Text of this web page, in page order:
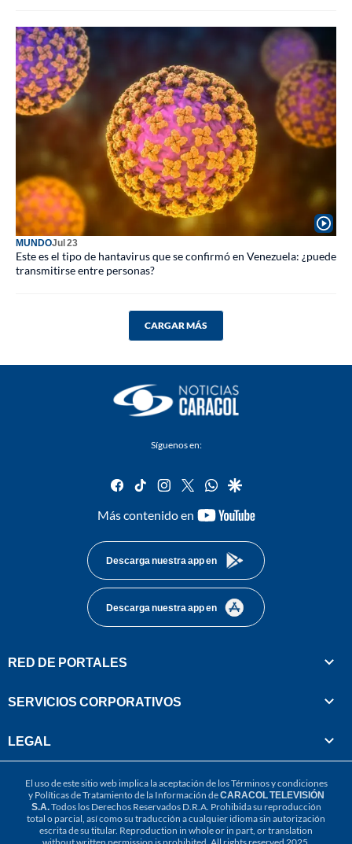
MUNDOJul 23
Este es el tipo de hantavirus que se confirmó en Venezuela: ¿puede
transmitirse entre personas?
CARGAR MÁS
Síguenos en:
facebook
tiktok instagram
twitterwhatsapp
google
Más contenido en
youtube-
Descarga nuestra app en
Descarga nuestra app en
RED DE PORTALES
SERVICIOS CORPORATIVOS
LEGAL
El uso de este sitio web implica la aceptación de losTérminos y condiciones
y Políticas de Tratamiento de la Información deCARACOL TELEVISIÓN
S.A.Todos los Derechos Reservados D.R.A. Prohibida su reproducción
total o parcial, así como su traducción a cualquier idioma sin autorización
escrita de su titular. Reproduction in whole or in part, or translation